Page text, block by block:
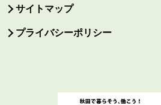
サイトマップ
プライバシーポリシー